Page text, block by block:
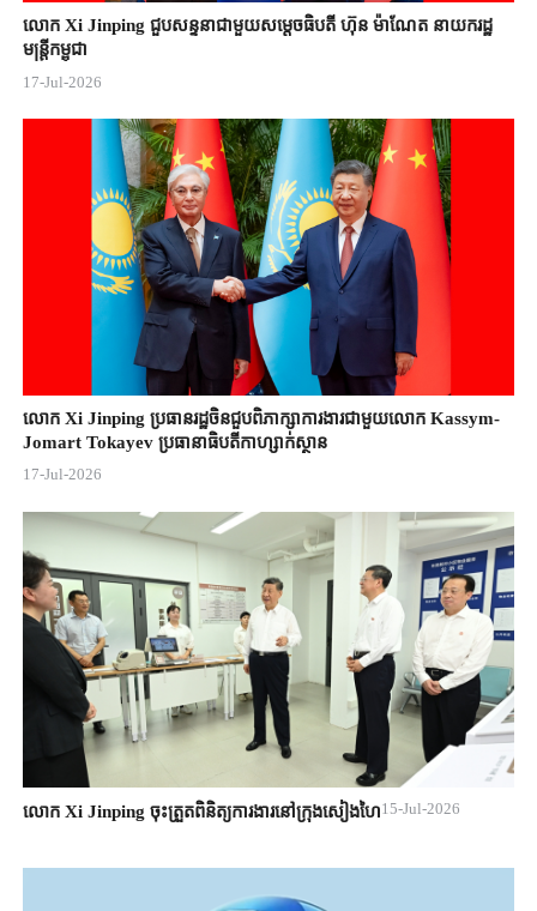
លោក Xi Jinping ជួបសន្ទនាជាមួយសម្តេចធិបតី ហ៊ុន ម៉ាណែត នាយករដ្ឋ
មន្ត្រីកម្ពុជា
17-Jul-2026
លោក Xi Jinping ប្រធានរដ្ឋចិន​ជួបពិភាក្សា​ការងារជាមួយ​លោក Kassym-
Jomart ​Tokayev ​ប្រធានាធិបតី​កាហ្សាក់ស្ថាន​
17-Jul-2026
លោក Xi Jinping ចុះត្រួតពិនិត្យការងារនៅក្រុងសៀងហៃ15-Jul-2026